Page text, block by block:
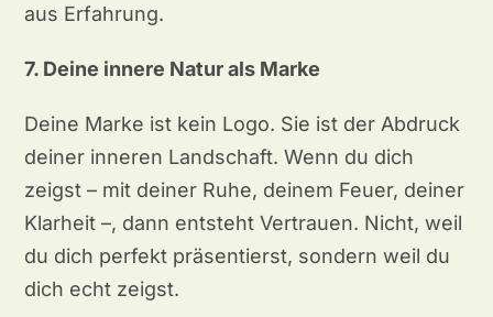
aus Erfahrung.
7. Deine innere Natur als Marke
Deine Marke ist kein Logo. Sie ist der Abdruck
deiner inneren Landschaft. Wenn du dich
zeigst – mit deiner Ruhe, deinem Feuer, deiner
Klarheit –, dann entsteht Vertrauen. Nicht, weil
du dich perfekt präsentierst, sondern weil du
dich echt zeigst.